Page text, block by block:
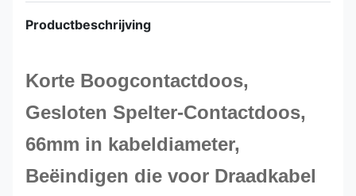
Productbeschrijving
Korte Boogcontactdoos,
Gesloten Spelter-Contactdoos,
66mm in kabeldiameter,
Beëindigen die voor Draadkabel